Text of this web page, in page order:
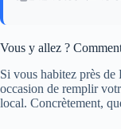
Vous y allez ?
Si vous habitez près
occasion de remplir
local. Concrètement,